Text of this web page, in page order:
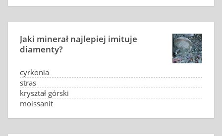
Jaki minerał najlepiej imituje
diamenty?
cyrkonia
stras
kryształ górski
moissanit